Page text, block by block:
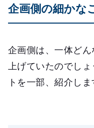
企画側の細かな
企画側は、一体ど
上げていたのでし
トを一部、紹介しま